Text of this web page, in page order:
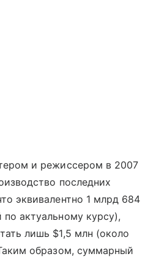
и режиссером в 2007
последних
эквивалентно 1 млрд 684
актуальному курсу),
лишь $1,5 млн (около
образом, суммарный